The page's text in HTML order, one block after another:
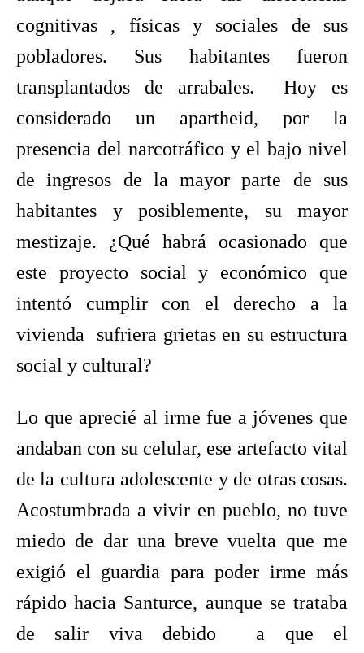
cognitivas , físicas y sociales de sus
pobladores. Sus habitantes fueron
transplantados de arrabales. Hoy es
considerado un apartheid, por la
presencia del narcotráfico y el bajo nivel
de ingresos de la mayor parte de sus
habitantes y posiblemente, su mayor
mestizaje. ¿Qué habrá ocasionado que
este proyecto social y económico que
intentó cumplir con el derecho a la
vivienda sufriera grietas en su estructura
social y cultural?
Lo que aprecié al irme fue a jóvenes que
andaban con su celular, ese artefacto vital
de la cultura adolescente y de otras cosas.
Acostumbrada a vivir en pueblo, no tuve
miedo de dar una breve vuelta que me
exigió el guardia para poder irme más
rápido hacia Santurce, aunque se trataba
de salir viva debido a que el